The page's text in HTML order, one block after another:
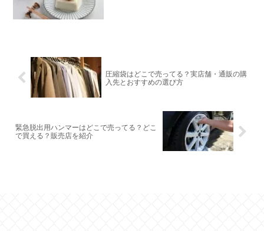
圧縮袋はどこで売ってる？実店舗・通販の購
入先とおすすめの選び方
緊急脱出用ハンマーはどこで売ってる？どこ
で買える？販売店を紹介